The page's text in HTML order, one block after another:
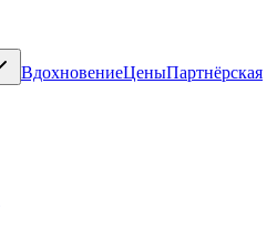
ВдохновениеЦеныПартнёрская